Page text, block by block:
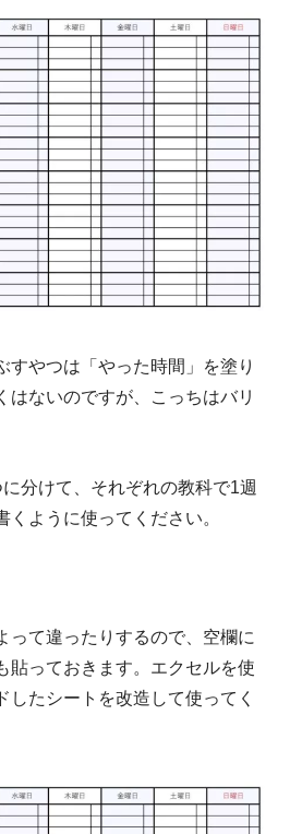
すやつは「やった時間」を塗り
はないのですが、こっちはバリ
分けて、それぞれの教科で1週
ように使ってください。
って違ったりするので、空欄に
貼っておきます。エクセルを使
したシートを改造して使ってく